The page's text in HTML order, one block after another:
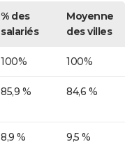
% des
salariés
Moyenne
des villes
100% 100%
85,9 % 84,6 %
8,9 % 9,5 %